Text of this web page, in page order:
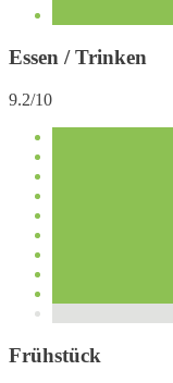
Essen / Trinken
9.2/10
Frühstück